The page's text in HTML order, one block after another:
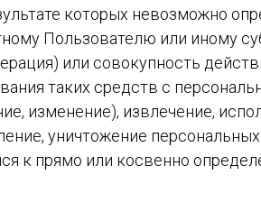
которых невозможно
Пользователю или иному
или совокупность
таких средств с
изменение), извлечение,
уничтожение
к прямо или косвенно